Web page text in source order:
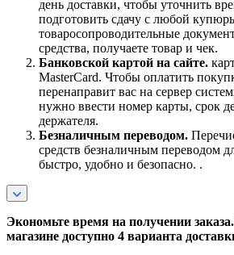
день доставки, чтобы уточнить
подготовить сдачу с любой
товаросопроводительные
средства, получаете товар и чек.
Банковской картой на сайте.
MasterCard. Чтобы оплатить
перенаправит вас на сервер
нужно ввести номер карты, срок
держателя.
Безналичным переводом.
средств безналичным переводом
быстро, удобно и безопасно. .
Экономьте время на получении
магазине доступно 4 варианта